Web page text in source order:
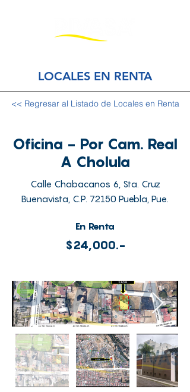
LOCALES EN RENTA
<< Regresar al Listado de Locales en Renta
Oficina - Por Cam. Real
A Cholula
Calle Chabacanos 6, Sta. Cruz
Buenavista, C.P. 72150 Puebla, Pue.
En Renta
$24,000.-